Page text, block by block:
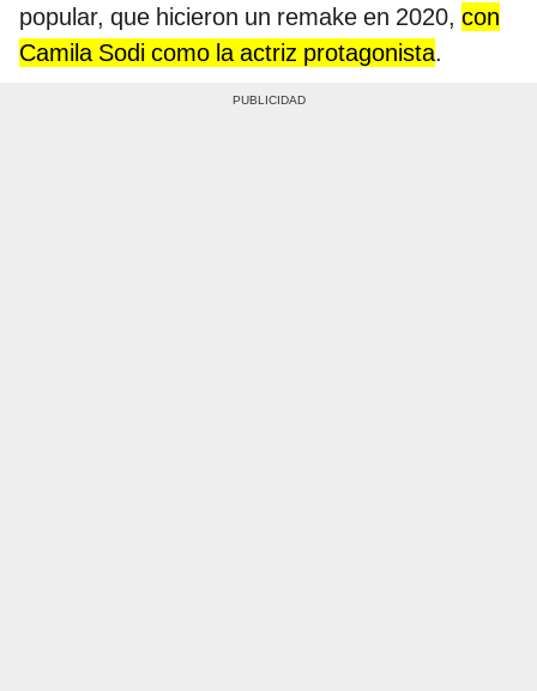
popular, que hicieron un remake en 2020, con
Camila Sodi como la actriz protagonista.